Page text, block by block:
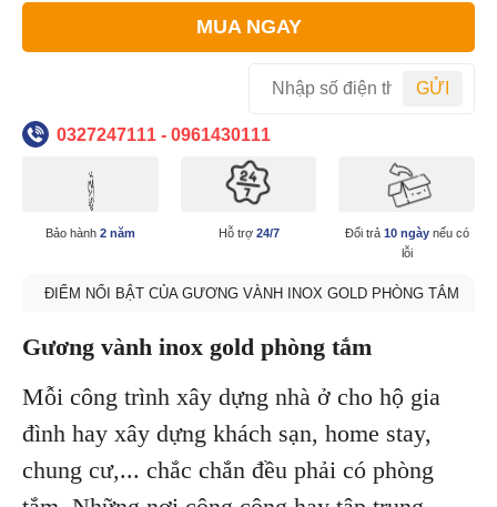
MUA NGAY
GỬI
0327247111 - 0961430111
Bảo hành 2 năm Hỗ trợ 24/7 Đổi trả 10 ngàynếu có
lỗi
ĐIỂM NỔI BẬT CỦA GƯƠNG VÀNH INOX GOLD PHÒNG TẮM
Gương vành inox gold phòng tắm
Mỗi công trình xây dựng nhà ở cho hộ gia
đình hay xây dựng khách sạn, home stay,
chung cư,... chắc chắn đều phải có phòng